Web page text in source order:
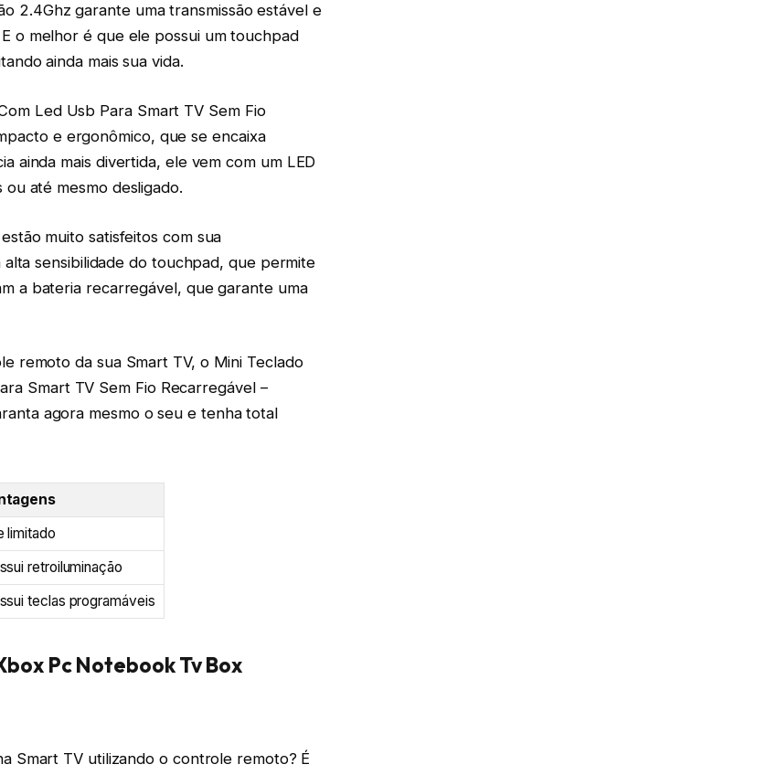
2.4Ghz garante uma transmissão estável e
o melhor é que ele possui um touchpad
ainda mais sua vida.
Led Usb Para Smart TV Sem Fio
e ergonômico, que se encaixa
ainda mais divertida, ele vem com um LED
até mesmo desligado.
muito satisfeitos com sua
sensibilidade do touchpad, que permite
a bateria recarregável, que garante uma
remoto da sua Smart TV, o Mini Teclado
Smart TV Sem Fio Recarregável –
agora mesmo o seu e tenha total
limitado
retroiluminação
teclas programáveis
Pc Notebook Tv Box
Smart TV utilizando o controle remoto? É